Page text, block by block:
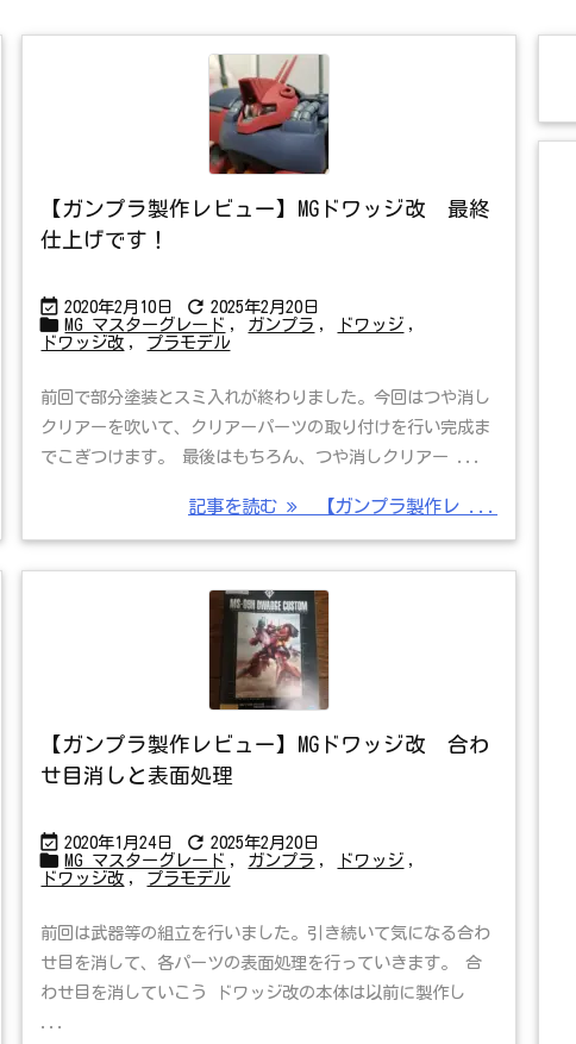
【ガンプラ製作レビュー】MGドワッジ改 最終
仕上げです！
 2020年2月10日  2025年2月20日
 MG マスターグレード , ガンプラ , ドワッジ ,
ドワッジ改 , プラモデル
前回で部分塗装とスミ入れが終わりました。今回はつや消し
クリアーを吹いて、クリアーパーツの取り付けを行い完成ま
でこぎつけます。 最後はもちろん、つや消しクリアー ...
記事を読む 【ガンプラ製作レ ...
【ガンプラ製作レビュー】MGドワッジ改 合わ
せ目消しと表面処理
 2020年1月24日  2025年2月20日
 MG マスターグレード , ガンプラ , ドワッジ ,
ドワッジ改 , プラモデル
前回は武器等の組立を行いました。引き続いて気になる合わ
せ目を消して、各パーツの表面処理を行っていきます。 合
わせ目を消していこう ドワッジ改の本体は以前に製作し
...